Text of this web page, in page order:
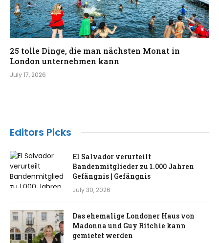
25 tolle Dinge, die man nächsten Monat in
London unternehmen kann
July 17, 2026
Editors Picks
El Salvador verurteilt
Bandenmitglieder zu 1.000 Jahren
Gefängnis | Gefängnis
July 30, 2026
Das ehemalige Londoner Haus von
Madonna und Guy Ritchie kann
gemietet werden